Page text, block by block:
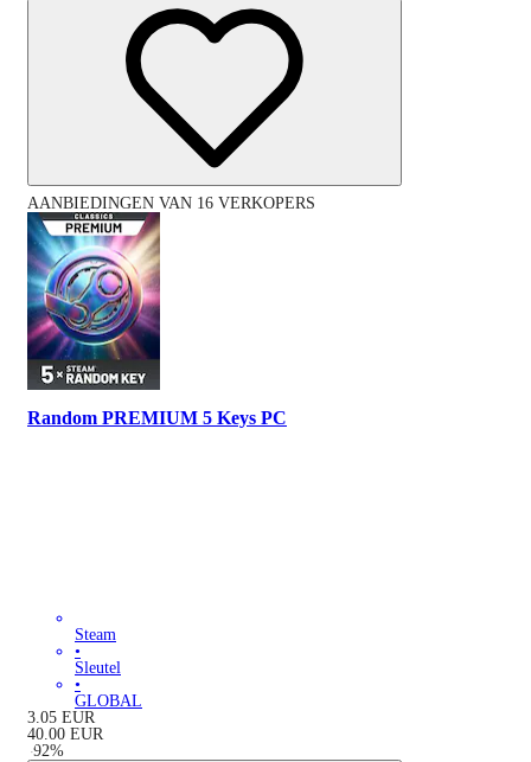
AANBIEDINGEN VAN 16 VERKOPERS
Random PREMIUM 5 Keys PC
Steam
•
Sleutel
•
GLOBAL
3.05 EUR
40.00 EUR
-92%